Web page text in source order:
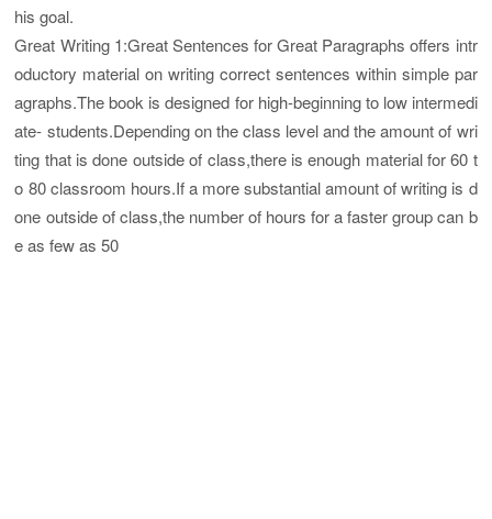
his goal.
Great Writing 1:Great Sentences for Great Paragraphs offers intr
oductory material on writing correct sentences within simple par
agraphs.The book is designed for high-beginning to low intermedi
ate- students.Depending on the class level and the amount of wri
ting that is done outside of class,there is enough material for 60 t
o 80 classroom hours.If a more substantial amount of writing is d
one outside of class,the number of hours for a faster group can b
e as few as 50